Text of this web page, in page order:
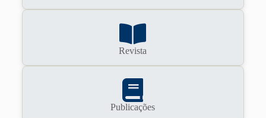
Revista
Publicações